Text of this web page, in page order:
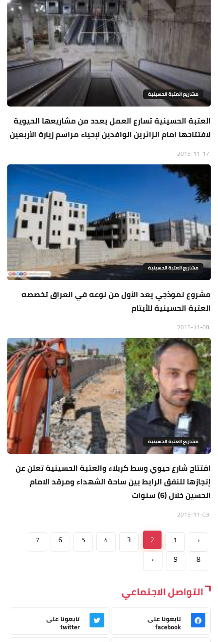
مشاريع العتبة الحسينية
العتبة الحسينية تسارع العمل بعدد من مشاريعها الحيوية
لافتتاحها امام الزائرين الوافدين لإحياء مراسم زيارة الأربعين
مشاريع العتبة الحسينية
مشروع نموذجي يعد الأول من نوعه في العراق تخصصه
العتبة الحسينية للأيتام
مشاريع العتبة الحسينية
افتتاح شارع حيوي وسط كربلاء والعتبة الحسينية تعلن عن
إنجازها للنفق الرابط بين ساحة الشهداء ومرقد الامام
الحسين خلال (6) سنوات
‹
1
2
3
4
5
6
7
8
9
›
التواصل الاجتماعي
تابعونا على
facebook
تابعونا على
twitter